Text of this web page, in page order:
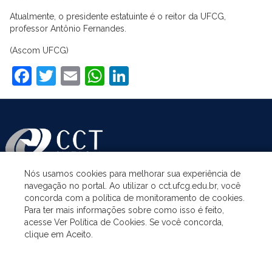
Atualmente, o presidente estatuinte é o reitor da UFCG,
professor Antônio Fernandes.
(Ascom UFCG)
Facebook
Twitter
EmailWhatsApp
ASSUNTOS
ACESSO À INFORMAÇÃO
Nós usamos cookies para melhorar sua experiência de
navegação no portal. Ao utilizar o cct.ufcg.edu.br, você
concorda com a política de monitoramento de cookies.
Para ter mais informações sobre como isso é feito,
acesse Ver Política de Cookies. Se você concorda,
clique em Aceito.